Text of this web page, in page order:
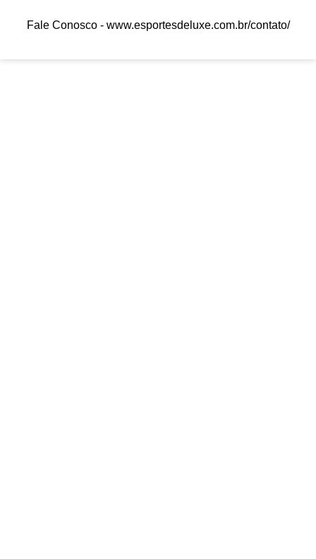
Fale Conosco - www.esportesdeluxe.com.br/contato/